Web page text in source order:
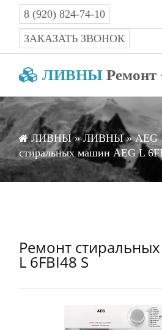
8 (920) 824-74-10
Работаем с 8-00 до 22-00 без
ЗАКАЗАТЬ ЗВОНОК
ЛИВНЫ Ремонт
ЛИВНЫ»ЛИВНЫ»AEG
стиральных машин AEG L
Ремонт
L 6FBI48 S